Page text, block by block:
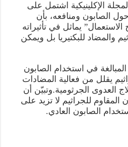
الإكلينيكية اشتمل على
27 دراسة حول الصابون ومنافعه، بأن
الاستعمال” يماثل في تأثيراته
والمضاد للبكتيريا بل ويمكن
في استخدام الصابون
يقلل من فعالية المضادات
العدوى الجرثومية.وتبيّن أن
المقاوم للجراثيم لا تزيد على
الصابون العادي.